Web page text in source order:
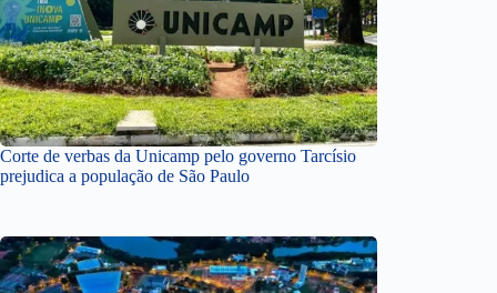
Corte de verbas da Unicamp pelo governo Tarcísio
prejudica a população de São Paulo